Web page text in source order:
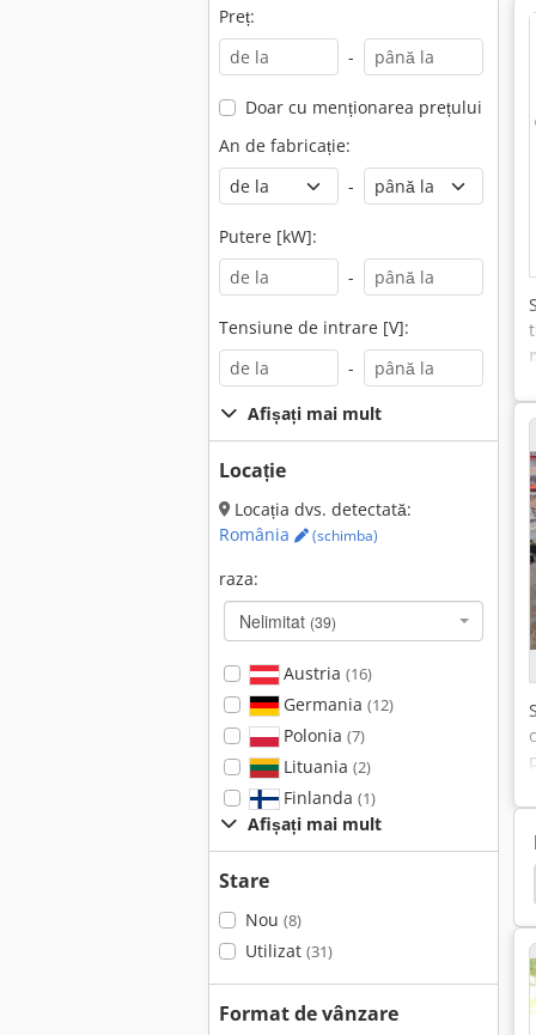
Preț:
-
Doar cu menționarea prețului
An de fabricație:
-
Putere [kW]:
-
Tensiune de intrare [V]:
-
Afișați mai mult
Locație
Locația dvs. detectată:
România
(schimba)
raza:
Nelimitat (39)
Austria (16)
Germania (12)
Polonia (7)
Lituania (2)
Finlanda (1)
Afișați mai mult
Stare
Nou (8)
Utilizat (31)
Format de vânzare
Altendorf F 90